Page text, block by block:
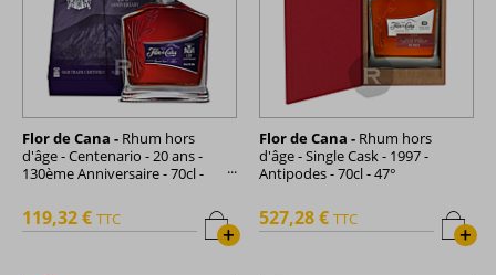
Flor de Cana - Rhum hors
d'âge - Centenario - 20 ans -
130ème Anniversaire - 70cl -
+
119,32 € TTC
Flor de Cana - Rhum hors
d'âge - Single Cask - 1997 -
Antipodes - 70cl - 47°
+
527,28 € TTC